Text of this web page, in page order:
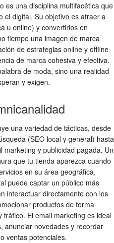
es una disciplina multifacética que
el digital. Su objetivo es atraer a
u online) y convertirlos en
tiempo una imagen de marca
de estrategias online y offline
de marca cohesiva y efectiva.
de moda, sino una realidad
y exigen.
una variedad de tácticas, desde
(SEO local y general) hasta
marketing y publicidad pagada. Un
que tu tienda aparezca cuando
en su área geográfica,
puede captar un público más
interactuar directamente con los
productos de forma
tráfico. El email marketing es ideal
anunciar novedades y recordar
ventas potenciales.